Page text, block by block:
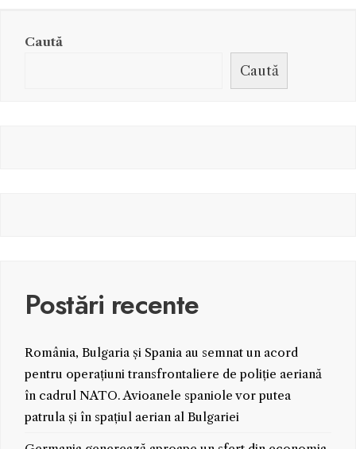
Caută
Caută
Postări recente
România, Bulgaria și Spania au semnat un acord
pentru operațiuni transfrontaliere de poliție aeriană
în cadrul NATO. Avioanele spaniole vor putea
patrula și în spațiul aerian al Bulgariei